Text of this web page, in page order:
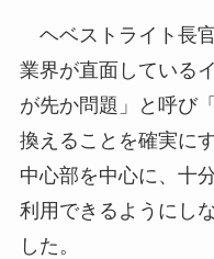
ヘベストライト長
業界が直面している
が先か問題」と呼び
換えることを確実に
中心部を中心に、十
利用できるようにし
した。